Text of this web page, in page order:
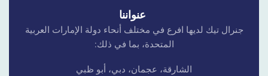
عنواننا
جنرال تيك لديها افرع في مختلف أنحاء دولة الإمارات العربية
المتحدة، بما في ذلك:
الشارقة، عجمان، دبي، أبو ظبي